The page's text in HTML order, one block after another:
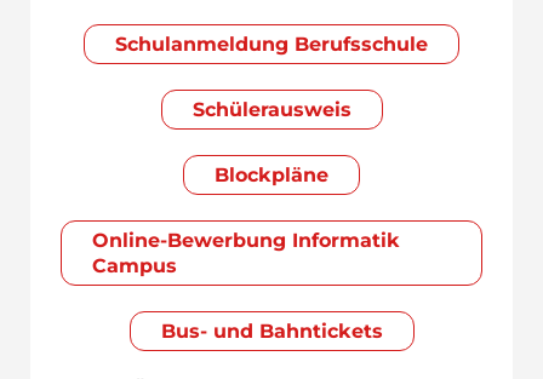
Schul­anmeldung Berufsschule
Schülerausweis
Blockpläne
Online-Bewerbung Informatik
Campus
Bus- und Bahntickets